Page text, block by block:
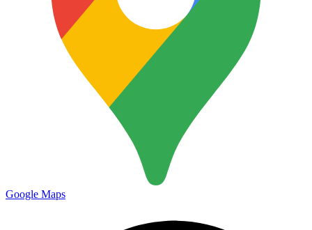
Google Maps